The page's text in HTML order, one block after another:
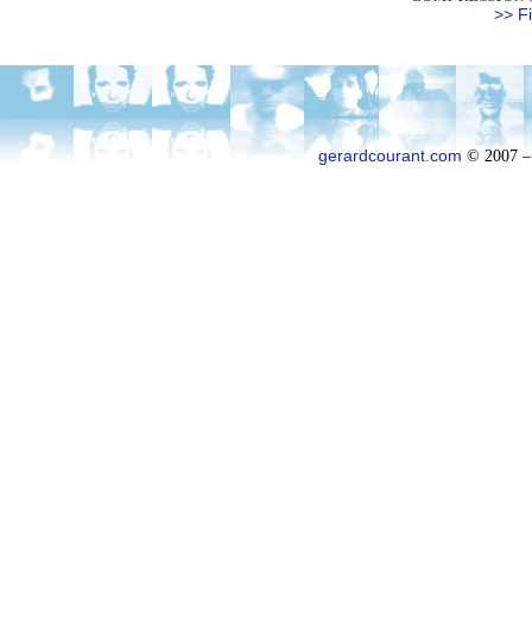
>>
gerardcourant.com © 2007